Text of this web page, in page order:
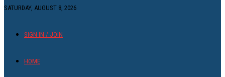
SATURDAY, AUGUST 8, 2026
SIGN IN / JOIN
HOME